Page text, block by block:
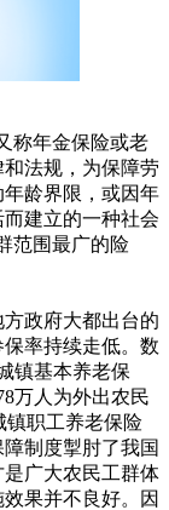
称年金保险或老
法规，为保障劳
龄界限，或因年
建立的一种社会
范围最广的险
政府大都出台的
率持续走低。数
镇基本养老保
万人为外出农民
镇职工养老保险
制度掣肘了我国
广大农民工群体
果并不良好。因